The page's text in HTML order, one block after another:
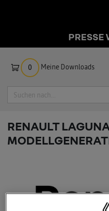
PRESSE
0 Meine Downloads
Suche
RENAULT